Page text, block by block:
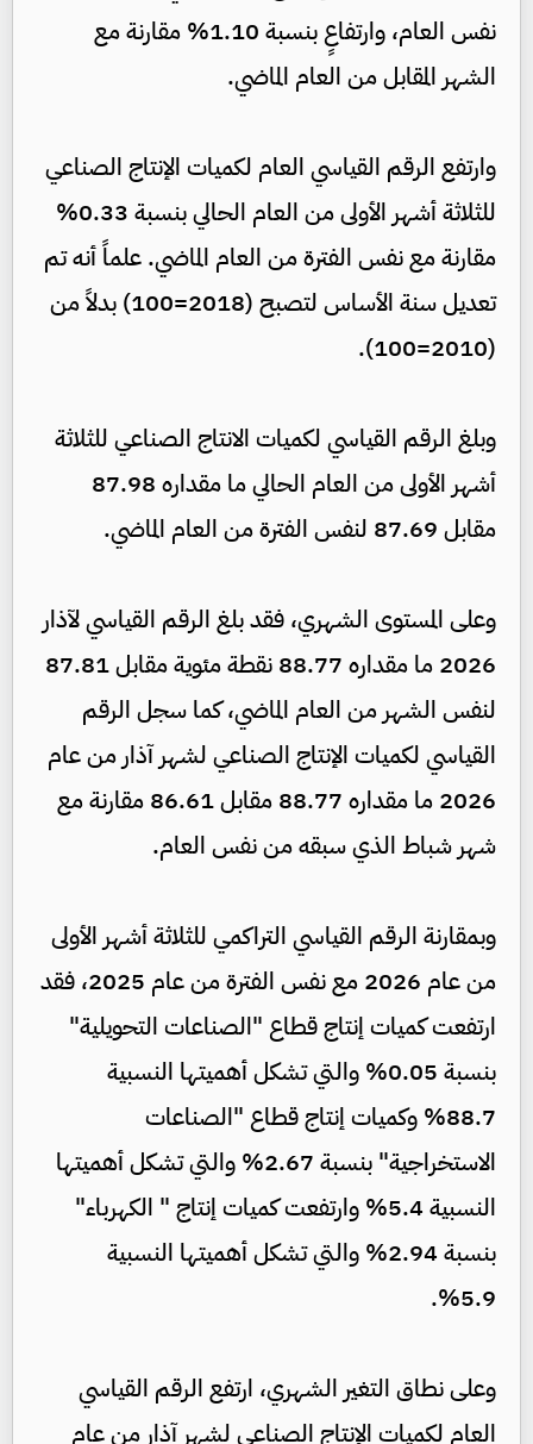
نفس العام، وارتفاعٍ بنسبة 1.10% مقارنة مع
الشهر المقابل من العام الماضي.
وارتفع الرقم القياسي العام لكميات الإنتاج الصناعي
للثلاثة أشهر الأولى من العام الحالي بنسبة 0.33%
مقارنة مع نفس الفترة من العام الماضي. علماً أنه تم
تعديل سنة الأساس لتصبح (2018=100) بدلاً من
(2010=100).
وبلغ الرقم القياسي لكميات الانتاج الصناعي للثلاثة
أشهر الأولى من العام الحالي ما مقداره 87.98
مقابل 87.69 لنفس الفترة من العام الماضي.
وعلى المستوى الشهري، فقد بلغ الرقم القياسي لآذار
2026 ما مقداره 88.77 نقطة مئوية مقابل 87.81
لنفس الشهر من العام الماضي، كما سجل الرقم
القياسي لكميات الإنتاج الصناعي لشهر آذار من عام
2026 ما مقداره 88.77 مقابل 86.61 مقارنة مع
شهر شباط الذي سبقه من نفس العام.
وبمقارنة الرقم القياسي التراكمي للثلاثة أشهر الأولى
من عام 2026 مع نفس الفترة من عام 2025، فقد
ارتفعت كميات إنتاج قطاع "الصناعات التحويلية"
بنسبة 0.05% والتي تشكل أهميتها النسبية
88.7% وكميات إنتاج قطاع "الصناعات
الاستخراجية" بنسبة 2.67% والتي تشكل أهميتها
النسبية 5.4% وارتفعت كميات إنتاج " الكهرباء"
بنسبة 2.94% والتي تشكل أهميتها النسبية
5.9%.
وعلى نطاق التغير الشهري، ارتفع الرقم القياسي
العام لكميات الإنتاج الصناعي لشهر آذار من عام